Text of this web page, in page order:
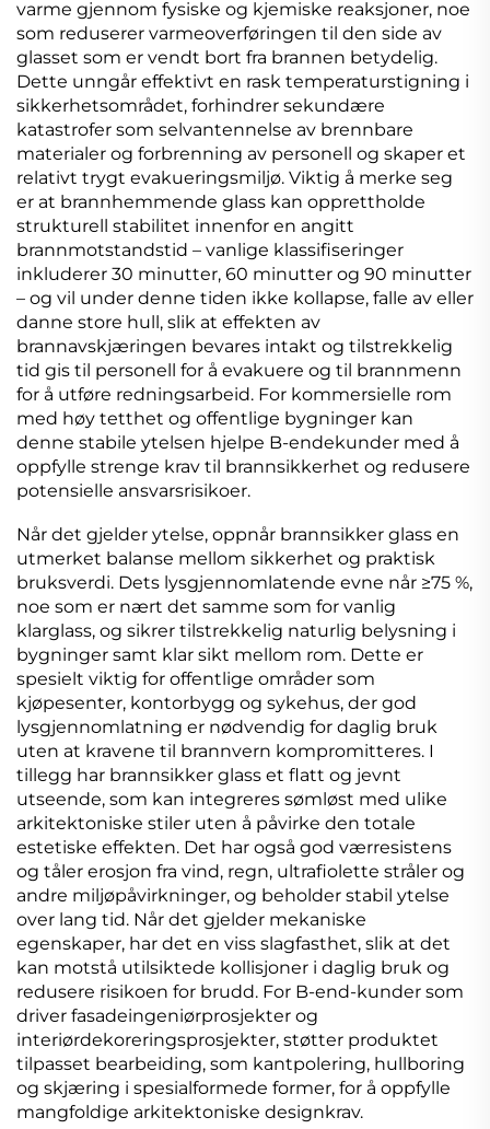
varme gjennom fysiske og kjemiske reaksjoner, noe
som reduserer varmeoverføringen til den side av
glasset som er vendt bort fra brannen betydelig.
Dette unngår effektivt en rask temperaturstigning i
sikkerhetsområdet, forhindrer sekundære
katastrofer som selvantennelse av brennbare
materialer og forbrenning av personell og skaper et
relativt trygt evakueringsmiljø. Viktig å merke seg
er at brannhemmende glass kan opprettholde
strukturell stabilitet innenfor en angitt
brannmotstandstid – vanlige klassifiseringer
inkluderer 30 minutter, 60 minutter og 90 minutter
– og vil under denne tiden ikke kollapse, falle av eller
danne store hull, slik at effekten av
brannavskjæringen bevares intakt og tilstrekkelig
tid gis til personell for å evakuere og til brannmenn
for å utføre redningsarbeid. For kommersielle rom
med høy tetthet og offentlige bygninger kan
denne stabile ytelsen hjelpe B-endekunder med å
oppfylle strenge krav til brannsikkerhet og redusere
potensielle ansvarsrisikoer.
Når det gjelder ytelse, oppnår brannsikker glass en
utmerket balanse mellom sikkerhet og praktisk
bruksverdi. Dets lysgjennomlatende evne når ≥75 %,
noe som er nært det samme som for vanlig
klarglass, og sikrer tilstrekkelig naturlig belysning i
bygninger samt klar sikt mellom rom. Dette er
spesielt viktig for offentlige områder som
kjøpesenter, kontorbygg og sykehus, der god
lysgjennomlatning er nødvendig for daglig bruk
uten at kravene til brannvern kompromitteres. I
tillegg har brannsikker glass et flatt og jevnt
utseende, som kan integreres sømløst med ulike
arkitektoniske stiler uten å påvirke den totale
estetiske effekten. Det har også god værresistens
og tåler erosjon fra vind, regn, ultrafiolette stråler og
andre miljøpåvirkninger, og beholder stabil ytelse
over lang tid. Når det gjelder mekaniske
egenskaper, har det en viss slagfasthet, slik at det
kan motstå utilsiktede kollisjoner i daglig bruk og
redusere risikoen for brudd. For B-end-kunder som
driver fasadeingeniørprosjekter og
interiørdekoreringsprosjekter, støtter produktet
tilpasset bearbeiding, som kantpolering, hullboring
og skjæring i spesialformede former, for å oppfylle
mangfoldige arkitektoniske designkrav.